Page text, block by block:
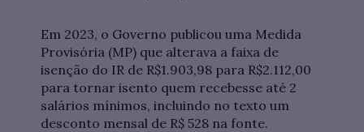
Em 2023, o Governo publicou uma Medida
Provisória (MP) que alterava a faixa de
isenção do IR de R$1.903,98 para R$2.112,00
para tornar isento quem recebesse até 2
salários mínimos, incluindo no texto um
desconto mensal de R$ 528 na fonte.